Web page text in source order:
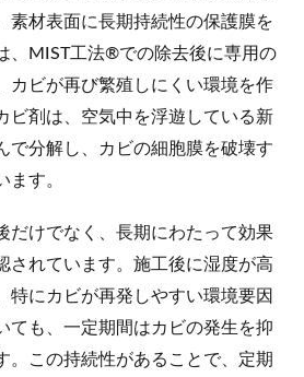
素材表面に長期持続性の保護膜を
、MIST工法®での除去後に専用の
カビが再び繁殖しにくい環境を作
ビ剤は、空気中を浮遊している新
で分解し、カビの細胞膜を破壊す
ます。
だけでなく、長期にわたって効果
されています。施工後に湿度が高
特にカビが再発しやすい環境要因
ても、一定期間はカビの発生を抑
。この持続性があることで、定期